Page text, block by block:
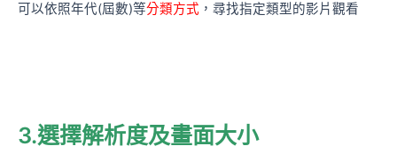
可以依照年代(屆數)等分類方式 ，尋找指定類型的影片觀看
3.選擇解析度及畫面大小